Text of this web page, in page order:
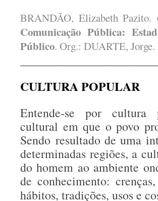
BRANDÃO, Elizabeth Pazito.
Comunicação Pública:
Público. Org.: DUARTE,
CULTURA POPULAR
Entende-se por cultura
cultural em que o povo
Sendo resultado de uma
determinadas regiões, a
do homem ao ambiente
de conhecimento:
hábitos, tradições, usos e